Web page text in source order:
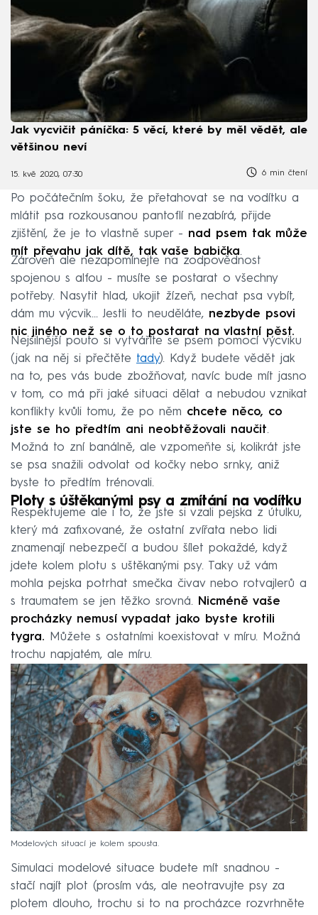
Jak vycvičit páníčka: 5 věcí, které by měl vědět, ale
většinou neví
15. kvě 2020, 07:30 6 min čtení
Po počátečním šoku, že přetahovat se na vodítku a
mlátit psa rozkousanou pantoflí nezabírá, přijde
zjištění, že je to vlastně super - nad psem tak může
mít převahu jak dítě, tak vaše babička.
Zároveň ale nezapomínejte na zodpovědnost
spojenou s alfou - musíte se postarat o všechny
potřeby. Nasytit hlad, ukojit žízeň, nechat psa vybít,
dám mu výcvik… Jestli to neuděláte, nezbyde psovi
nic jiného než se o to postarat na vlastní pěst.
Nejsilnější pouto si vytváříte se psem pomocí výcviku
(jak na něj si přečtěte tady). Když budete vědět jak
na to, pes vás bude zbožňovat, navíc bude mít jasno
v tom, co má při jaké situaci dělat a nebudou vznikat
konflikty kvůli tomu, že po něm chcete něco, co
jste se ho předtím ani neobtěžovali naučit.
Možná to zní banálně, ale vzpomeňte si, kolikrát jste
se psa snažili odvolat od kočky nebo srnky, aniž
byste to předtím trénovali.
Ploty s úštěkanými psy a zmítání na vodítku
Respektujeme ale i to, že jste si vzali pejska z útulku,
který má zafixované, že ostatní zvířata nebo lidi
znamenají nebezpečí a budou šílet pokaždé, když
jdete kolem plotu s uštěkanými psy. Taky už vám
mohla pejska potrhat smečka čivav nebo rotvajlerů a
s traumatem se jen těžko srovná. Nicméně vaše
procházky nemusí vypadat jako byste krotili
tygra. Můžete s ostatními koexistovat v míru. Možná
trochu napjatém, ale míru.
Modelových situací je kolem spousta.
Simulaci modelové situace budete mít snadnou -
stačí najít plot (prosím vás, ale neotravujte psy za
plotem dlouho, trochu si to na procházce rozvrhněte